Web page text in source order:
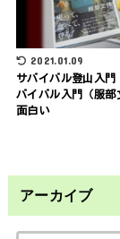
2021.01.09
サバイバル登山入門
バイバル入門（服部
面白い
アーカイブ